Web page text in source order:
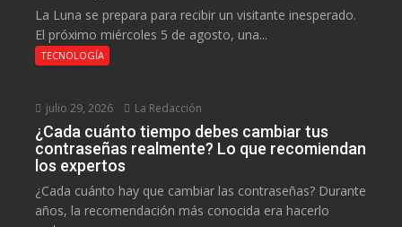
La Luna se prepara para recibir un visitante inesperado.
El próximo miércoles 5 de agosto, una...
TECNOLOGÍA
julio 29, 2026 La Redacción
¿Cada cuánto tiempo debes cambiar tus
contraseñas realmente? Lo que recomiendan
los expertos
¿Cada cuánto hay que cambiar las contraseñas? Durante
años, la recomendación más conocida era hacerlo